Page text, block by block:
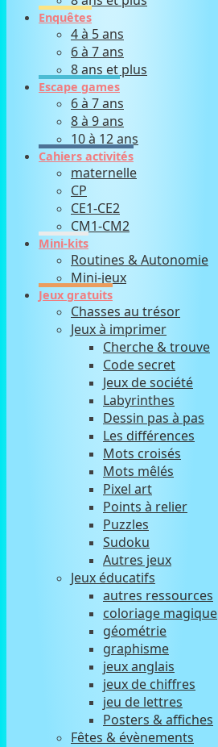
Enquêtes
4 à 5 ans
6 à 7 ans
8 ans et plus
Escape games
6 à 7 ans
8 à 9 ans
10 à 12 ans
Cahiers activités
maternelle
CP
CE1-CE2
CM1-CM2
Mini-kits
Routines & Autonomie
Mini-jeux
Jeux gratuits
Chasses au trésor
Jeux à imprimer
Cherche & trouve
Code secret
Jeux de société
Labyrinthes
Dessin pas à pas
Les différences
Mots croisés
Mots mêlés
Pixel art
Points à relier
Puzzles
Sudoku
Autres jeux
Jeux éducatifs
autres ressources
coloriage magique
géométrie
graphisme
jeux anglais
jeux de chiffres
jeu de lettres
Posters & affiches
Fêtes & évènements